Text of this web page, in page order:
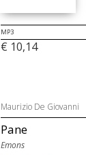
MP3
€ 10,14
Maurizio De Giovanni
Pane
Emons